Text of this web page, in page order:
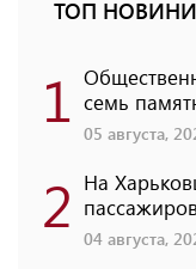
ТОП НОВИНИ
1 семь
05 августа,
2 На
пассажиров
04 августа,